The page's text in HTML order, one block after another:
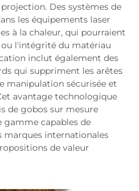
Des systèmes de
les équipements laser
à la chaleur, qui pourraient
l'intégrité du matériau
inclut également des
qui suppriment les arêtes
manipulation sécurisée et
avantage technologique
de gobos sur mesure
capables de
internationales
de valeur